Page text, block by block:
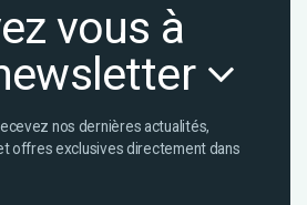
vous à
nos dernières actualités,
offres exclusives directement dans